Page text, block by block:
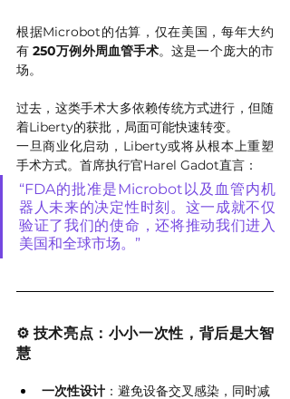
根据Microbot的估算，仅在美国，每年大约
有 250万例外周血管手术。这是一个庞大的市
场。
过去，这类手术大多依赖传统方式进行，但随
着Liberty的获批，局面可能快速转变。
一旦商业化启动，Liberty或将从根本上重塑
手术方式。首席执行官Harel Gadot直言：
“FDA的批准是Microbot以及血管内机
器人未来的决定性时刻。这一成就不仅
验证了我们的使命，还将推动我们进入
美国和全球市场。”
⚙️ 技术亮点：小小一次性，背后是大智
慧
一次性设计 ：避免设备交叉感染，同时减